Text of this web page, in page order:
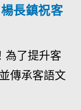
長鎮祝客
為了提升客
傳承客語文